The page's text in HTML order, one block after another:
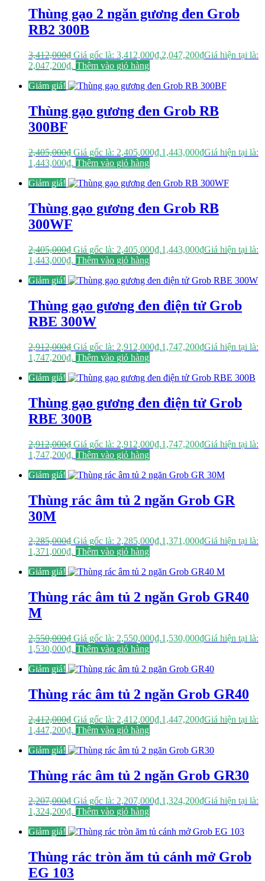
Thùng gạo 2 ngăn gương đen Grob
RB2 300B
3,412,000₫ Giá gốc là: 3,412,000₫.2,047,200₫Giá hiện tại là:
2,047,200₫. Thêm vào giỏ hàng
Giảm giá!
Thùng gạo gương đen Grob RB
300BF
2,405,000₫ Giá gốc là: 2,405,000₫.1,443,000₫Giá hiện tại là:
1,443,000₫. Thêm vào giỏ hàng
Giảm giá!
Thùng gạo gương đen Grob RB
300WF
2,405,000₫ Giá gốc là: 2,405,000₫.1,443,000₫Giá hiện tại là:
1,443,000₫. Thêm vào giỏ hàng
Giảm giá!
Thùng gạo gương đen điện tử Grob
RBE 300W
2,912,000₫ Giá gốc là: 2,912,000₫.1,747,200₫Giá hiện tại là:
1,747,200₫. Thêm vào giỏ hàng
Giảm giá!
Thùng gạo gương đen điện tử Grob
RBE 300B
2,912,000₫ Giá gốc là: 2,912,000₫.1,747,200₫Giá hiện tại là:
1,747,200₫. Thêm vào giỏ hàng
Giảm giá!
Thùng rác âm tủ 2 ngăn Grob GR
30M
2,285,000₫ Giá gốc là: 2,285,000₫.1,371,000₫Giá hiện tại là:
1,371,000₫. Thêm vào giỏ hàng
Giảm giá!
Thùng rác âm tủ 2 ngăn Grob GR40
M
2,550,000₫ Giá gốc là: 2,550,000₫.1,530,000₫Giá hiện tại là:
1,530,000₫. Thêm vào giỏ hàng
Giảm giá!
Thùng rác âm tủ 2 ngăn Grob GR40
2,412,000₫ Giá gốc là: 2,412,000₫.1,447,200₫Giá hiện tại là:
1,447,200₫. Thêm vào giỏ hàng
Giảm giá!
Thùng rác âm tủ 2 ngăn Grob GR30
2,207,000₫ Giá gốc là: 2,207,000₫.1,324,200₫Giá hiện tại là:
1,324,200₫. Thêm vào giỏ hàng
Giảm giá!
Thùng rác tròn ăm tủ cánh mở Grob
EG 103